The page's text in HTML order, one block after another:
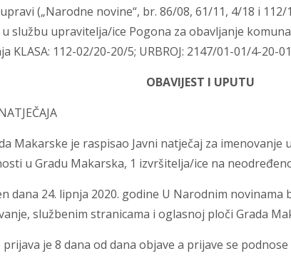
(„Narodne novine“, br. 86/08, 61/11, 4/18 i
službu upravitelja/ice Pogona za obavljanje
KLASA: 112-02/20-20/5; URBROJ: 2147/01-01/4-20-
OBAVIJEST I UPUTU
Makarske je raspisao Javni natječaj za
u Gradu Makarska, 1 izvršitelja/ice na
dana 24. lipnja 2020. godine U Narodnim novinama
službenim stranicama i oglasnoj ploči Grada
prijava je 8 dana od dana objave a prijave se